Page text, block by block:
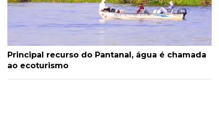
Principal recurso do Pantanal, água é chamada
ao ecoturismo